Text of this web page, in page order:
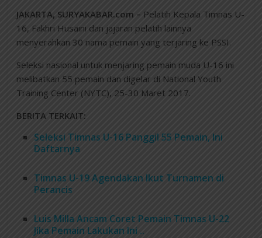
JAKARTA, SURYAKABAR.com – Pelatih Kepala Timnas U-
16, Fakhri Husaini dan jajaran pelatih lainnya
menyerahkan 30 nama pemain yang terjaring ke PSSI.
Seleksi nasional untuk menjaring pemain muda U-16 ini
melibatkan 55 pemain dan digelar di National Youth
Training Center (NYTC), 25-30 Maret 2017.
BERITA TERKAIT:
Seleksi Timnas U-16 Panggil 55 Pemain, Ini
Daftarnya
Timnas U-19 Agendakan Ikut Turnamen di
Perancis
Luis Milla Ancam Coret Pemain Timnas U-22
Jika Pemain Lakukan Ini ..